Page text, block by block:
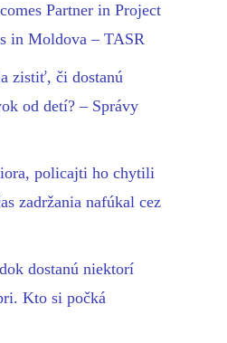
Partner in Project
in Moldova – TASR
zistiť, či dostanú
od detí? – Správy
policajti ho chytili
zadržania nafúkal cez
dostanú niektorí
Kto si počká